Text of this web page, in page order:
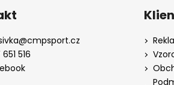
@cmpsport.cz
516